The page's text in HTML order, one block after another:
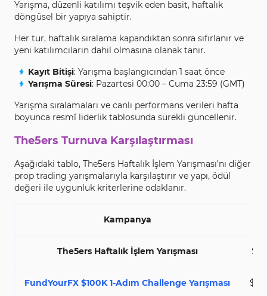
Yarışma, düzenli katılımı teşvik eden basit, haftalık
döngüsel bir yapıya sahiptir.
Her tur, haftalık sıralama kapandıktan sonra sıfırlanır ve
yeni katılımcıların dahil olmasına olanak tanır.
Kayıt Bitişi: Yarışma başlangıcından 1 saat önce
Yarışma Süresi: Pazartesi 00:00 – Cuma 23:59 (GMT)
Yarışma sıralamaları ve canlı performans verileri hafta
boyunca resmî liderlik tablosunda sürekli güncellenir.
The5ers Turnuva Karşılaştırması
Aşağıdaki tablo, The5ers Haftalık İşlem Yarışması’nı diğer
prop trading yarışmalarıyla karşılaştırır ve yapı, ödül
değeri ile uygunluk kriterlerine odaklanır.
Kampanya
The5ers Haftalık İşlem Yarışması
FundYourFX $100K 1-Adım Challenge Yarışması